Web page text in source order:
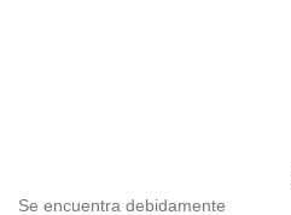
Se encuentra debidamente